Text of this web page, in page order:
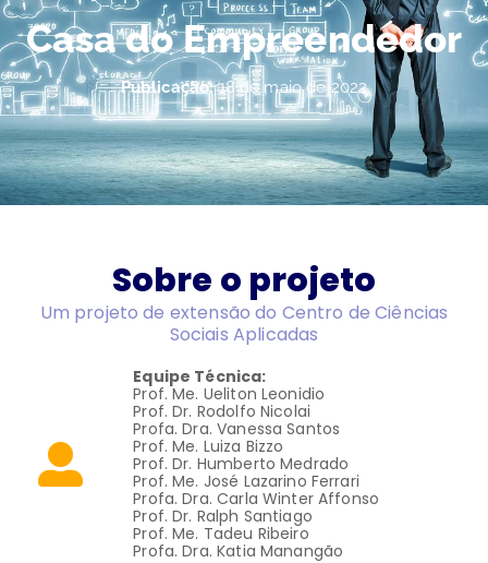
Casa do Empreendedor
Publicação:18 de maio de 2022
Sobre o projeto
Um projeto de extensão do Centro de Ciências
Sociais Aplicadas
Equipe Técnica:
Prof. Me. Ueliton Leonidio
Prof. Dr. Rodolfo Nicolai
Profa. Dra. Vanessa Santos
Prof. Me. Luiza Bizzo
Prof. Dr. Humberto Medrado
Prof. Me. José Lazarino Ferrari
Profa. Dra. Carla Winter Affonso
Prof. Dr. Ralph Santiago
Prof. Me. Tadeu Ribeiro
Profa. Dra. Katia Manangão